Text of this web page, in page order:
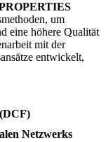
um
eine höhere Qualität
mit der
entwickelt,
Netzwerks